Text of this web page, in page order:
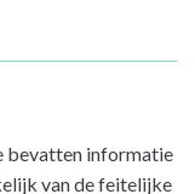
bevatten informatie
van de feitelijke